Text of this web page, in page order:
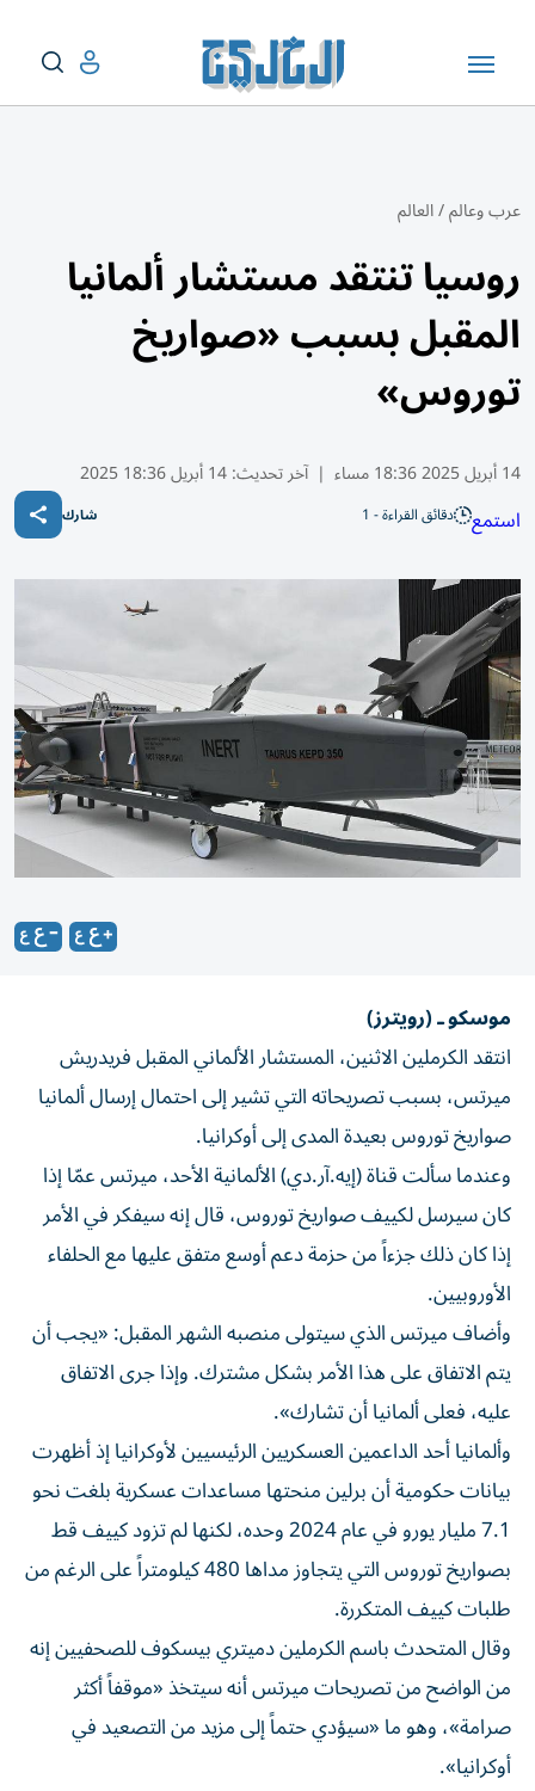
عرب وعالم/العالم
روسيا تنتقد مستشار ألمانيا
المقبل بسبب «صواريخ
توروس»
14 أبريل 2025 18:36 مساء | آخر تحديث:14 أبريل 18:36 2025
استمع دقائق القراءة - 1 شارك
موسكو ـ (رويترز)
انتقد الكرملين الاثنين، المستشار الألماني المقبل فريدريش
ميرتس، بسبب تصريحاته التي تشير إلى احتمال إرسال ألمانيا
صواريخ توروس بعيدة المدى إلى أوكرانيا.
وعندما سألت قناة (إيه.آر.دي) الألمانية الأحد، ميرتس عمّا إذا
كان سيرسل لكييف صواريخ توروس، قال إنه سيفكر في الأمر
إذا كان ذلك جزءاً من حزمة دعم أوسع متفق عليها مع الحلفاء
الأوروبيين.
وأضاف ميرتس الذي سيتولى منصبه الشهر المقبل: «يجب أن
يتم الاتفاق على هذا الأمر بشكل مشترك. وإذا جرى الاتفاق
عليه، فعلى ألمانيا أن تشارك».
وألمانيا أحد الداعمين العسكريين الرئيسيين لأوكرانيا إذ أظهرت
بيانات حكومية أن برلين منحتها مساعدات عسكرية بلغت نحو
7.1 مليار يورو في عام 2024 وحده، لكنها لم تزود ​​كييف قط
بصواريخ توروس التي يتجاوز مداها 480 كيلومتراً على الرغم من
طلبات كييف المتكررة.
وقال المتحدث باسم الكرملين دميتري بيسكوف للصحفيين إنه
من الواضح من تصريحات ميرتس أنه سيتخذ «موقفاً أكثر
صرامة»، وهو ما «سيؤدي حتماً إلى مزيد من التصعيد في
أوكرانيا».